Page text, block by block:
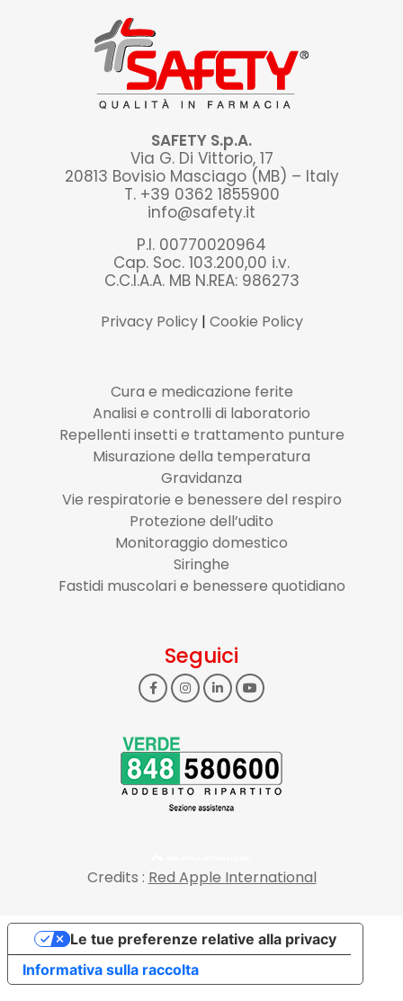
SAFETY S.p.A.
Via G. Di Vittorio, 17
20813 Bovisio Masciago (MB) – Italy
T. +39 0362 1855900
info@safety.it
P.I. 00770020964
Cap. Soc. 103.200,00 i.v.
C.C.I.A.A. MB N.REA: 986273
Privacy Policy| Cookie Policy
Cura e medicazione ferite
Analisi e controlli di laboratorio
Repellenti insetti e trattamento punture
Misurazione della temperatura
Gravidanza
Vie respiratorie e benessere del respiro
Protezione dell’udito
Monitoraggio domestico
Siringhe
Fastidi muscolari e benessere quotidiano
Seguici
Credits : Red Apple International
Informativa sulla raccolta
Le tue preferenze relative alla privacy